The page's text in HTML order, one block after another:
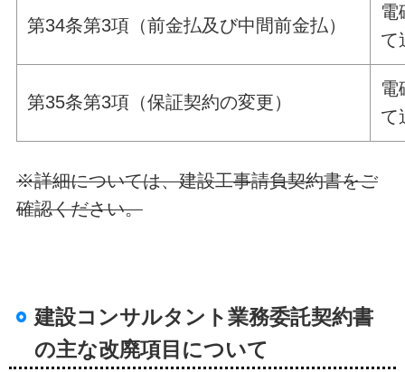
第34条第3項（前金払及び中間前金払）
電
て
第35条第3項（保証契約の変更）
電
て
※詳細については、建設工事請負契約書をご
確認ください。
建設コンサルタント業務委託契約書
の主な改廃項目について